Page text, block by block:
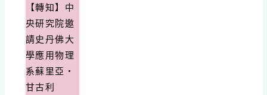
【轉知】中
央研究院邀
請史丹佛大
學應用物理
系蘇里亞・
甘古利